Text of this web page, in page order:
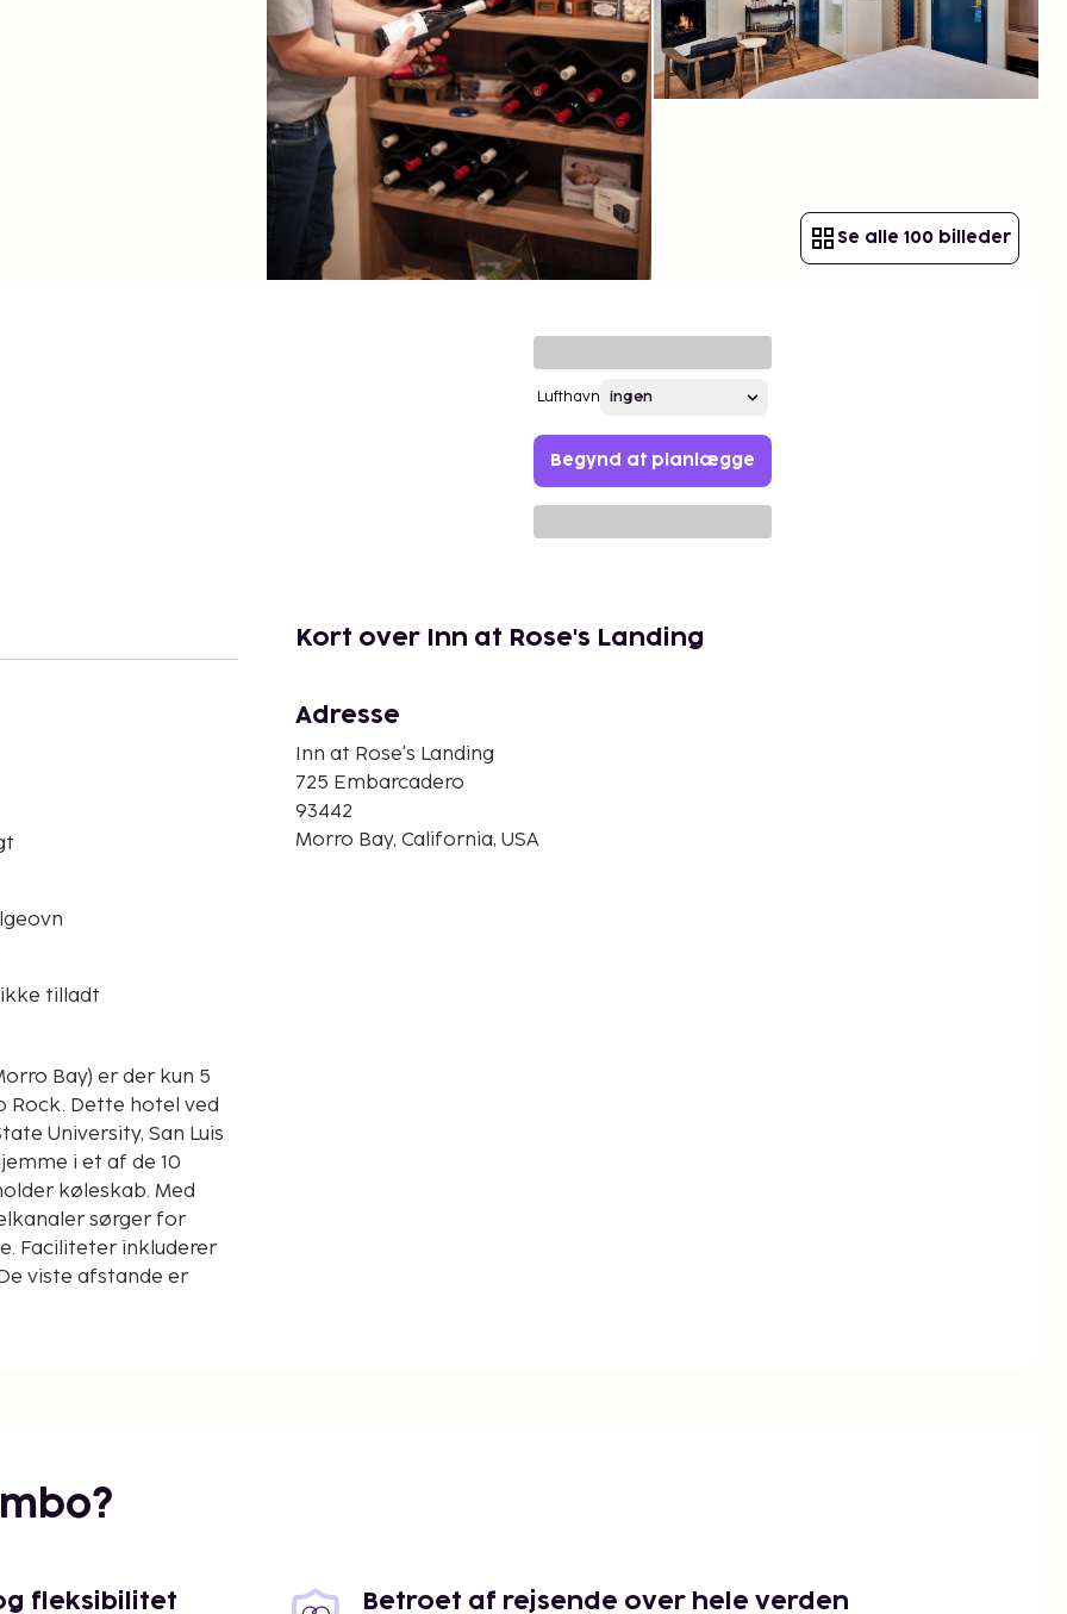
Se alle 100 billeder
Lufthavn
Begynd at planlægge
tilladt
Bay) er der kun 5
ved
University, San Luis
i et af de 10
køleskab. Med
sørger for
Faciliteter inkluderer
viste afstande er
Kort over Inn at Rose's Landing
Adresse
Inn at Rose's Landing
725 Embarcadero
93442
Morro Bay, California, USA
fleksibilitet Betroet af rejsende over hele verden